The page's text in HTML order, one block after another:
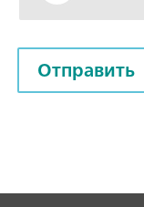
Отправить